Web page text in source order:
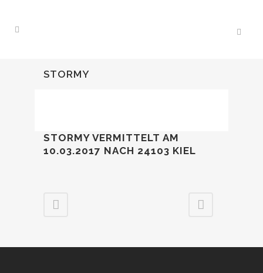
STORMY
STORMY VERMITTELT AM
10.03.2017 NACH 24103 KIEL